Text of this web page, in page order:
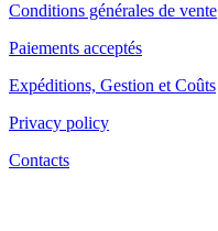
Conditions générales de vente
Paiements acceptés
Expéditions, Gestion et Coûts
Privacy policy
Contacts